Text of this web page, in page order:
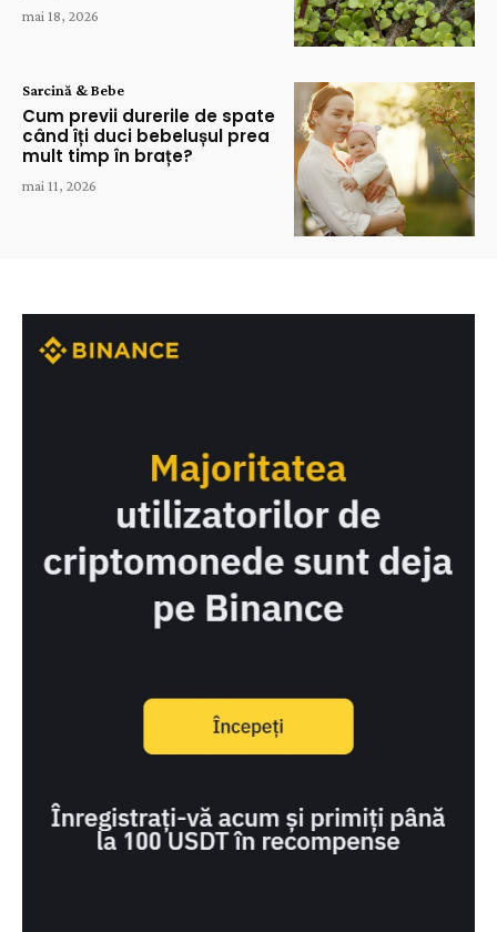
mai 18, 2026
Sarcină & Bebe
Cum previi durerile de spate
când îți duci bebelușul prea
mult timp în brațe?
mai 11, 2026